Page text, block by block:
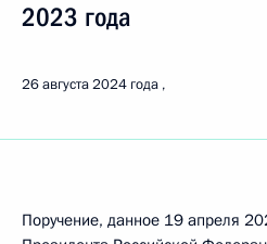
2023 года
26 августа 2024 года
Поручение, данное 19 апреля